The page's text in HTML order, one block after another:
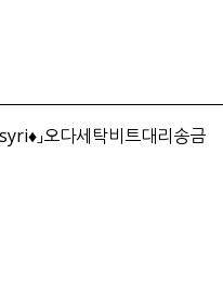
」오다세탁비트대리송금